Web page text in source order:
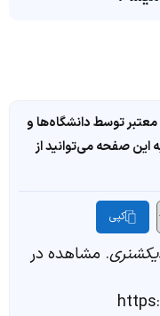
توسط دانشگاه‌ها و
این صفحه می‌توانید از
کپی
. مشاهده در